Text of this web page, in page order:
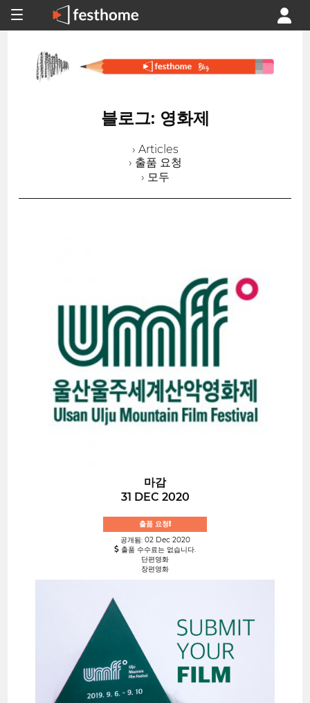
블로그: 영화제
› Articles
› 출품 요청
› 모두
마감
31 DEC 2020
출품 요청!
공개됨: 02 Dec 2020
출품 수수료는 없습니다.
단편영화
장편영화